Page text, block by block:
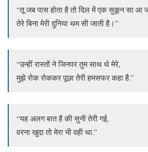
“तू जब पास होता है तो दिल में एक सुकून सा आ
तेरे बिना मेरी दुनिया थम सी जाती है।”
“उन्हीं रास्तों ने जिनपर तुम साथ थे मेरे,
मुझे रोक रोककर पूछा तेरी हमसफर कहा है.”
“यह अलग बात है की सुनी तेरी गई,
वरना खुदा तो मेरा भी वही था.”